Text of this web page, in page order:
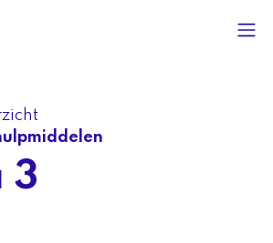
3